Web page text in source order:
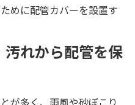
めに配管カバーを設置す
汚れから配管を保